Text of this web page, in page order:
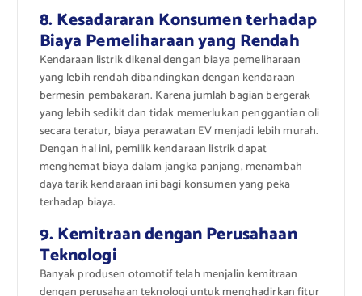
8. Kesadararan Konsumen terhadap
Biaya Pemeliharaan yang Rendah
Kendaraan listrik dikenal dengan biaya pemeliharaan
yang lebih rendah dibandingkan dengan kendaraan
bermesin pembakaran. Karena jumlah bagian bergerak
yang lebih sedikit dan tidak memerlukan penggantian oli
secara teratur, biaya perawatan EV menjadi lebih murah.
Dengan hal ini, pemilik kendaraan listrik dapat
menghemat biaya dalam jangka panjang, menambah
daya tarik kendaraan ini bagi konsumen yang peka
terhadap biaya.
9. Kemitraan dengan Perusahaan
Teknologi
Banyak produsen otomotif telah menjalin kemitraan
dengan perusahaan teknologi untuk menghadirkan fitur